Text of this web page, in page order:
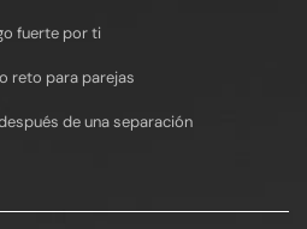
fuerte por ti
reto para parejas
de una separación